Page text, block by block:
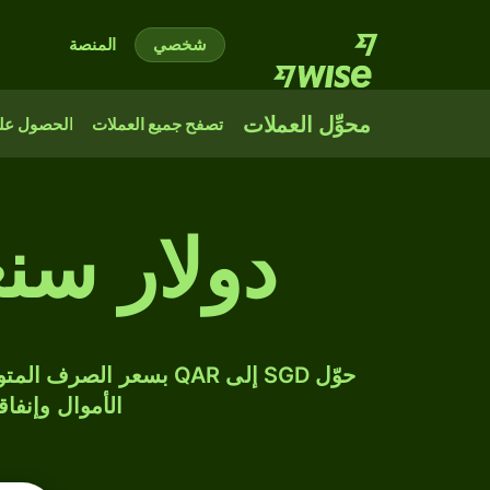
شخصي المنصة
محوِّل العملات تصفح جميع العملات الحصول
دولار
الأموال